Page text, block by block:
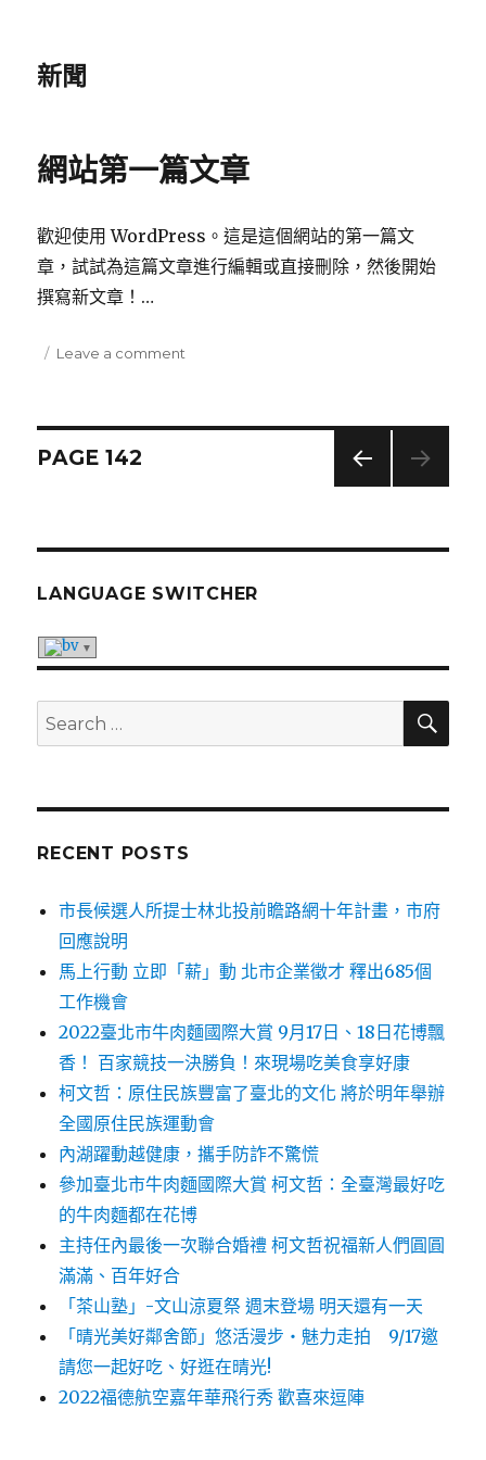
新聞
網站第一篇文章
歡迎使用 WordPress。這是這個網站的第一篇文
章，試試為這篇文章進行編輯或直接刪除，然後開始
撰寫新文章！…
Posted
Leave a comment
Posts
E
PAGE 142
LANGUAGE SWITCHER
Search
for:
RECENT POSTS
市長候選人所提士林北投前瞻路網十年計畫，市府
回應說明
馬上行動 立即「薪」動 北市企業徵才 釋出685個
工作機會
2022臺北市牛肉麵國際大賞 9月17日、18日花博飄
香！ 百家競技一決勝負！來現場吃美食享好康
柯文哲：原住民族豐富了臺北的文化 將於明年舉辦
全國原住民族運動會
內湖躍動越健康，攜手防詐不驚慌
參加臺北市牛肉麵國際大賞 柯文哲：全臺灣最好吃
的牛肉麵都在花博
主持任內最後一次聯合婚禮 柯文哲祝福新人們圓圓
滿滿、百年好合
「茶山塾」-文山涼夏祭 週末登場 明天還有一天
「晴光美好鄰舍節」悠活漫步‧魅力走拍 9/17邀
請您一起好吃、好逛在晴光!
2022福德航空嘉年華飛行秀 歡喜來逗陣